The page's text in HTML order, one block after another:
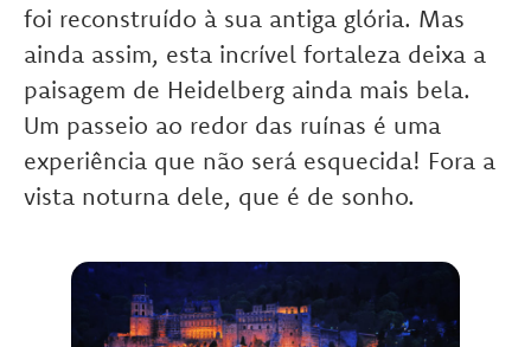
foi reconstruído à sua antiga glória. Mas
ainda assim, esta incrível fortaleza deixa a
paisagem de Heidelberg ainda mais bela.
Um passeio ao redor das ruínas é uma
experiência que não será esquecida! Fora a
vista noturna dele, que é de sonho.